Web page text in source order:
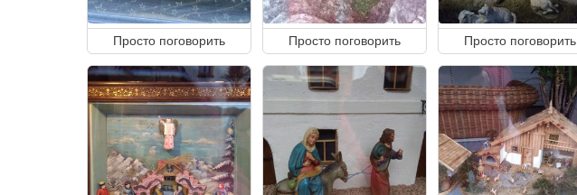
Просто поговорить Просто поговорить Просто поговорить